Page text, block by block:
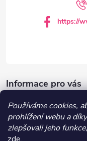
Používáme cookies,
prohlížení webu a
zlepšovali jeho
Informace pro vás
DOKUCH.cz
https://